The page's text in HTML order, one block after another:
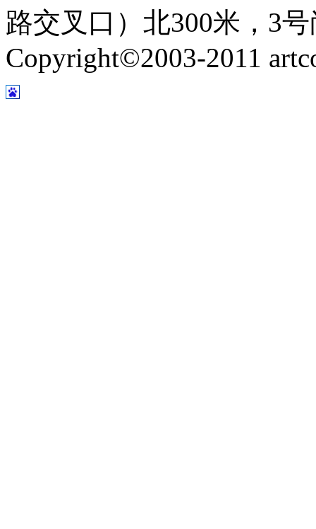
路交叉口）北300米，3
Copyright©2003-2011